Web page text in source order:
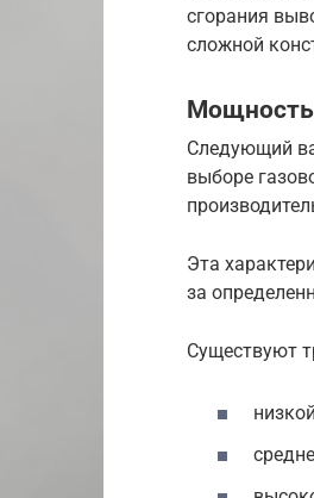
сгорания
сложной
Мощность
Следующий
выборе
Эта
за
Существуют